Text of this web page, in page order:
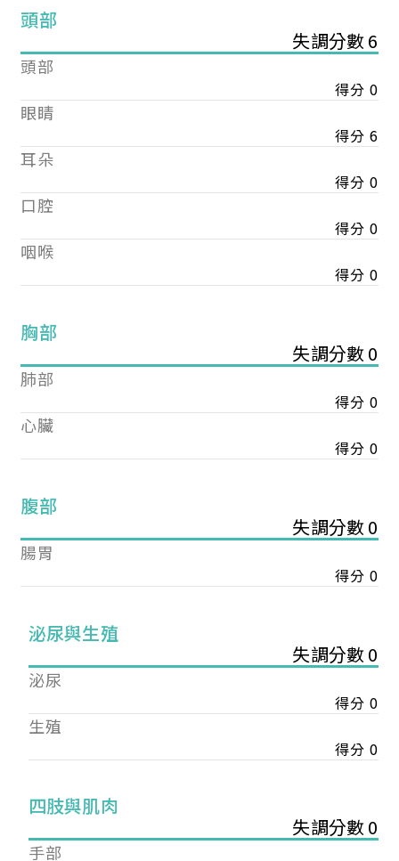
頭部
失調分數 6
頭部
得分 0
眼睛
得分 6
耳朵
得分 0
口腔
得分 0
咽喉
得分 0
胸部
失調分數 0
肺部
得分 0
心臟
得分 0
腹部
失調分數 0
腸胃
得分 0
泌尿與生殖
失調分數 0
泌尿
得分 0
生殖
得分 0
四肢與肌肉
失調分數 0
手部
您已成功送出會員申請
您好，您的會員申請，已成功送出，經本協會理事